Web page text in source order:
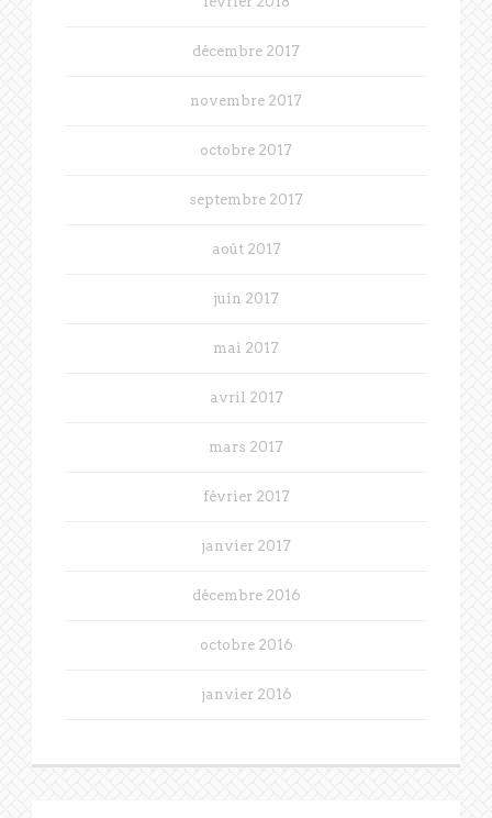
décembre 2017
novembre 2017
octobre 2017
septembre 2017
août 2017
juin 2017
mai 2017
avril 2017
mars 2017
février 2017
janvier 2017
décembre 2016
octobre 2016
janvier 2016